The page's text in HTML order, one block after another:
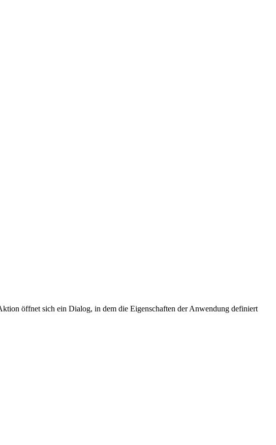
öffnet sich ein Dialog, in dem die Eigenschaften der Anwendung definiert